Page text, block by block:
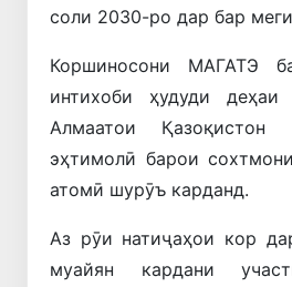
соли 2030-ро дар бар
Коршиносони МАГАТЭ
интихоби ҳудуди деҳаи
Алмаатои Қазоқистон
эҳтимолӣ барои
атомӣ шурӯъ карданд.
Аз рӯи натиҷаҳои кор
муайян кардани